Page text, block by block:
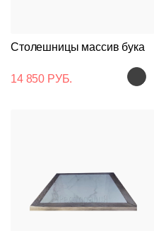
Столешницы массив бука
14 850 РУБ.